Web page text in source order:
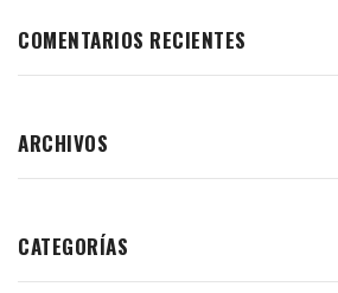
COMENTARIOS RECIENTES
ARCHIVOS
CATEGORÍAS